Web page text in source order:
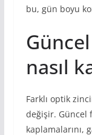
bu, gün boyu
nasıl
Farklı optik
değişir. Güncel
kaplamalarını,